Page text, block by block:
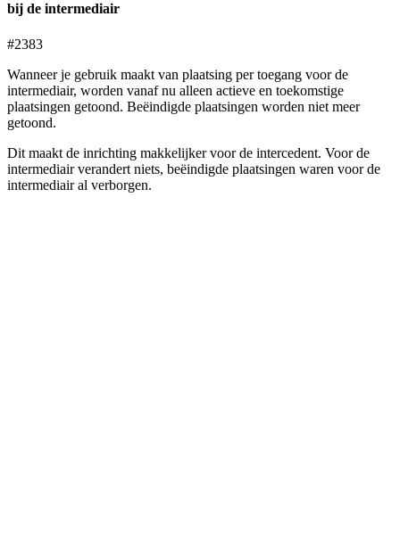
bij de intermediair
#2383
Wanneer je gebruik maakt van plaatsing per toegang voor de
intermediair, worden vanaf nu alleen actieve en toekomstige
plaatsingen getoond. Beëindigde plaatsingen worden niet meer
getoond.
Dit maakt de inrichting makkelijker voor de intercedent. Voor de
intermediair verandert niets, beëindigde plaatsingen waren voor de
intermediair al verborgen.